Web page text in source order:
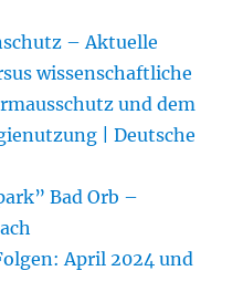
– Aktuelle
wissenschaftliche
und dem
| Deutsche
Bad Orb –
April 2024 und